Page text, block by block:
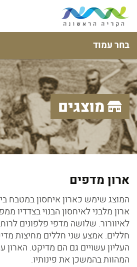
בחר עמוד
מוצגים
ארון מדפים
המוצג שימש כארון איחסון במטבח
ארון מלבני לאיחסון הבנוי בצדדיו
לאיוורור. שלושה מדפי פלפונים
חללים. אמצע שני חללים מחיצות
העליון עשויים גם הם מדיקט. הארון
המהוות בהמשכן את פינותיו.